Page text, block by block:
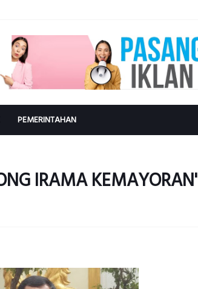
PEMERINTAHAN
IRAMA KEMAYORAN'